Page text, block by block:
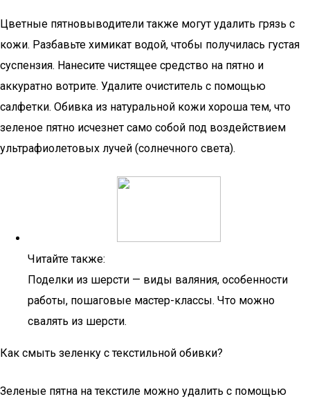
Цветные пятновыводители также могут удалить грязь с
кожи. Разбавьте химикат водой, чтобы получилась густая
суспензия. Нанесите чистящее средство на пятно и
аккуратно вотрите. Удалите очиститель с помощью
салфетки. Обивка из натуральной кожи хороша тем, что
зеленое пятно исчезнет само собой под воздействием
ультрафиолетовых лучей (солнечного света).
Читайте также:
Поделки из шерсти — виды валяния, особенности
работы, пошаговые мастер-классы. Что можно
свалять из шерсти.
Как смыть зеленку с текстильной обивки?
Зеленые пятна на текстиле можно удалить с помощью